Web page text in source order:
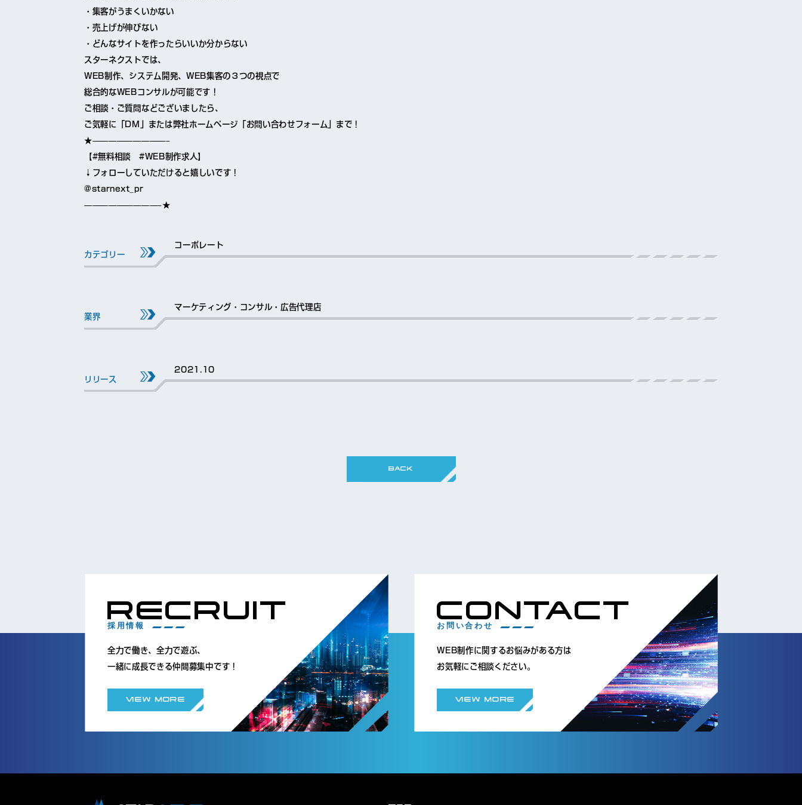
・集客がうまくいかない
・売上げが伸びない
・どんなサイトを作ったらいいか分からない
スターネクストでは、
WEB制作、システム開発、WEB集客の３つの視点で
総合的なWEBコンサルが可能です！
ご相談・ご質問などございましたら、
ご気軽に「DM」または弊社ホームページ「お問い合わせフォーム」まで！
★—————————–
【#無料相談 #WEB制作求人】
↓フォローしていただけると嬉しいです！
@starnext_pr
—————————–★
コーポレート
マーケティング・コンサル・広告代理店
2021.10
BACK
RECRUIT
採用情報
全力で働き、全力で遊ぶ、
一緒に成長できる仲間募集中です！
VIEW MORE
CONTACT
お問い合わせ
WEB制作に関するお悩みがある方は
お気軽にご相談ください。
VIEW MORE